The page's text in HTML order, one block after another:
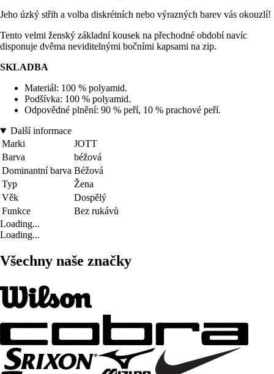
Jeho úzký střih a volba diskrétních nebo výrazných barev vás okouzlí!
Tento velmi ženský základní kousek na přechodné období navíc
disponuje dvěma neviditelnými bočními kapsami na zip.
SKLADBA
Materiál: 100 % polyamid.
Podšívka: 100 % polyamid.
Odpovědné plnění: 90 % peří, 10 % prachové peří.
Další informace
Marki
JOTT
Barva
béžová
Dominantní barva Béžová
Typ
Žena
Věk
Dospělý
Funkce
Bez rukávů
Loading...
Loading...
Všechny naše značky